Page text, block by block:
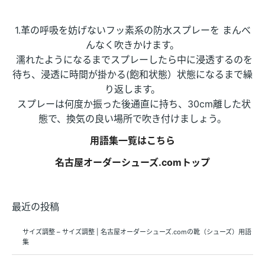
1.革の呼吸を妨げないフッ素系の防水スプレーを まんべ
んなく吹きかけます。
濡れたようになるまでスプレーしたら中に浸透するのを
待ち、浸透に時間が掛かる(飽和状態）状態になるまで繰
り返します。
スプレーは何度か振った後通直に持ち、30cm離した状
態で、換気の良い場所で吹き付けましょう。
用語集一覧はこちら
名古屋オーダーシューズ.comトップ
最近の投稿
サイズ調整 – サイズ調整 | 名古屋オーダーシューズ.comの靴（シューズ）用語
集